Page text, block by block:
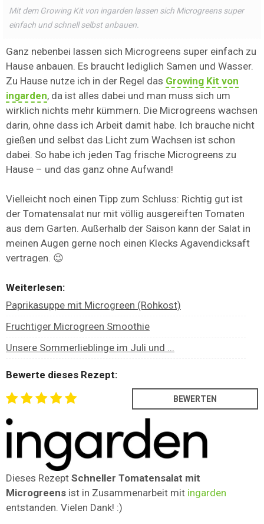
Mit dem Growing Kit von ingarden lassen sich Microgreens super
einfach und schnell selbst anbauen.
Ganz nebenbei lassen sich Microgreens super einfach zu
Hause anbauen. Es braucht lediglich Samen und Wasser.
Zu Hause nutze ich in der Regel das Growing Kit von
ingarden, da ist alles dabei und man muss sich um
wirklich nichts mehr kümmern. Die Microgreens wachsen
darin, ohne dass ich Arbeit damit habe. Ich brauche nicht
gießen und selbst das Licht zum Wachsen ist schon
dabei. So habe ich jeden Tag frische Microgreens zu
Hause – und das ganz ohne Aufwand!
Vielleicht noch einen Tipp zum Schluss: Richtig gut ist
der Tomatensalat nur mit völlig ausgereiften Tomaten
aus dem Garten. Außerhalb der Saison kann der Salat in
meinen Augen gerne noch einen Klecks Agavendicksaft
vertragen. 😉
Weiterlesen:
Paprikasuppe mit Microgreen (Rohkost)
Fruchtiger Microgreen Smoothie
Unsere Sommerlieblinge im Juli und ...
Bewerte dieses Rezept:
Dieses Rezept Schneller Tomatensalat mit
Microgreens ist in Zusammenarbeit mit ingarden
entstanden. Vielen Dank! :)